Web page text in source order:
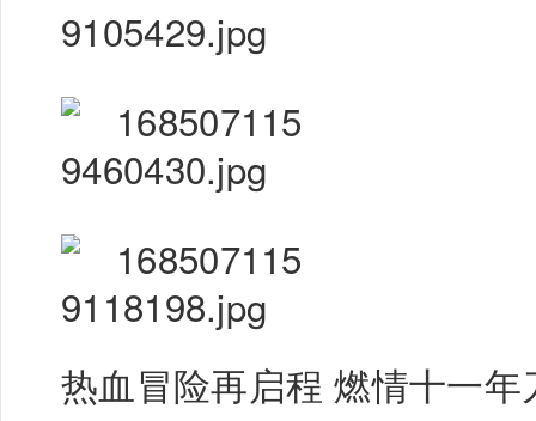
热血冒险再启程 燃情十一年